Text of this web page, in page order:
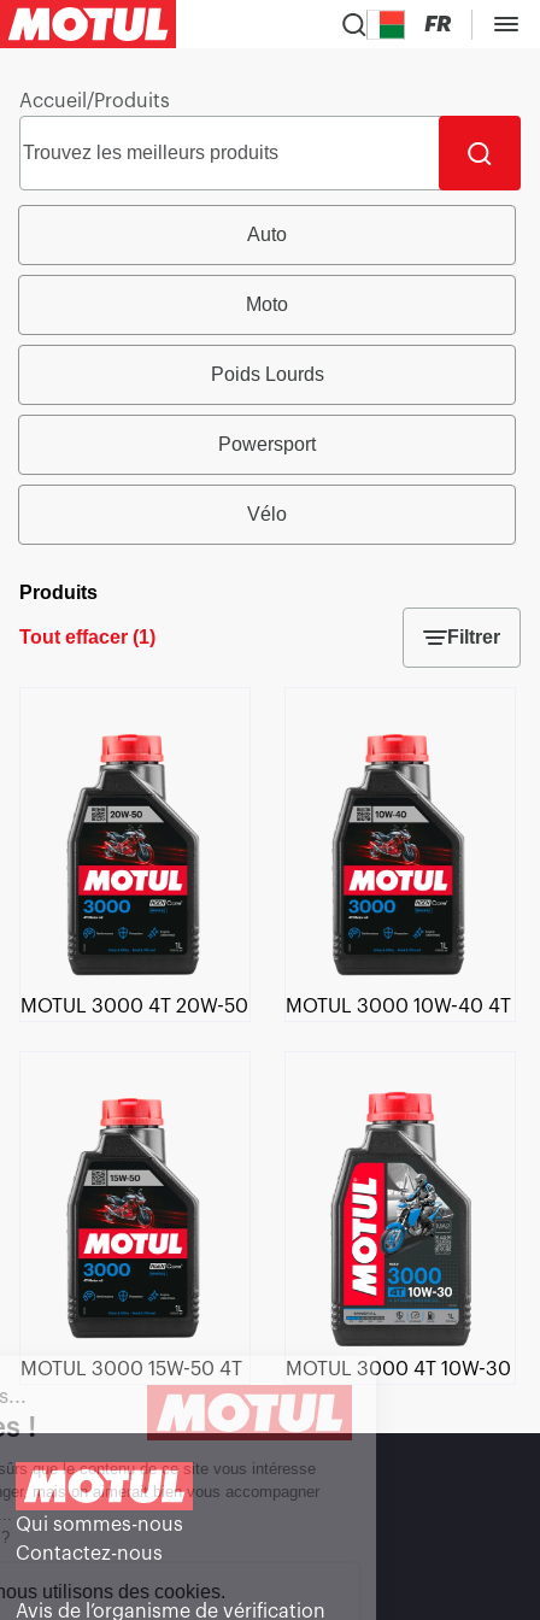
nous...
!
d'être sûrs que le contenu de ce site vous intéresse
vous déranger, mais on aimerait bien vous accompagner
votre visite...
pour vous ?
nous utilisons des cookies.
FR
Accueil /Produits
Auto
Moto
Poids Lourds
Powersport
Vélo
Produits
Tout effacer (1) Filtrer
MOTUL 3000 4T 20W-50 MOTUL 3000 10W-40 4T
MOTUL 3000 15W-50 4T MOTUL 3000 4T 10W-30
Qui sommes-nous
Contactez-nous
Avis de l’organisme de vérification